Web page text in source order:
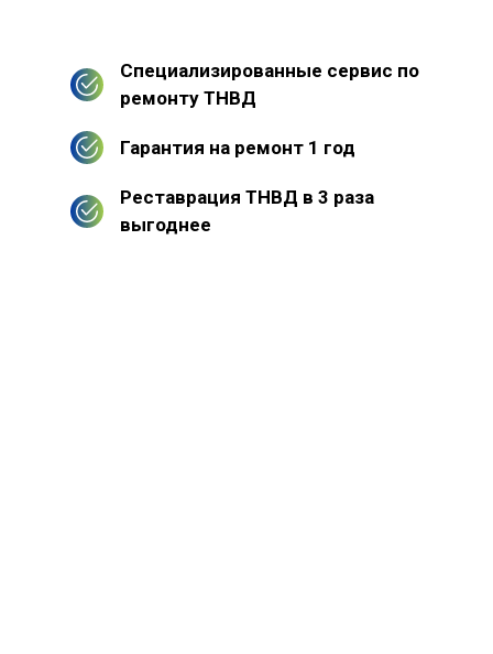
Специализированные сервис по
ремонту ТНВД
Гарантия на ремонт 1 год
Реставрация ТНВД в 3 раза
выгоднее